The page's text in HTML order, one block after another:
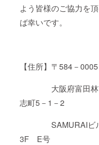
よう皆様のご協力を
ば幸いです。
【住所】〒584－0005
大阪府富田林
志町5－1－2
SAMURAIビ
3F E号